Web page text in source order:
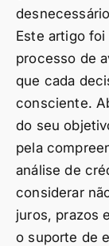
Este artigo
processo de
que cada
consciente.
do seu
pela
análise de
considerar
juros, prazos
o suporte de